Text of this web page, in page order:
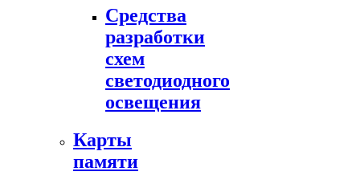
Средства
разработки
схем
светодиодного
освещения
Карты
памяти